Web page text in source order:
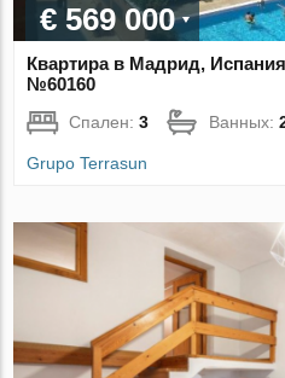
€ 569 000
Квартира в Мадрид,
№60160
Спален:3 Ванных:
Grupo Terrasun